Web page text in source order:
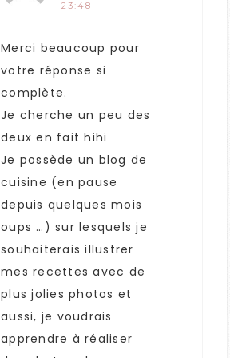
23:48
Merci beaucoup pour
votre réponse si
complète.
Je cherche un peu des
deux en fait hihi
Je possède un blog de
cuisine (en pause
depuis quelques mois
oups …) sur lesquels je
souhaiterais illustrer
mes recettes avec de
plus jolies photos et
aussi, je voudrais
apprendre à réaliser